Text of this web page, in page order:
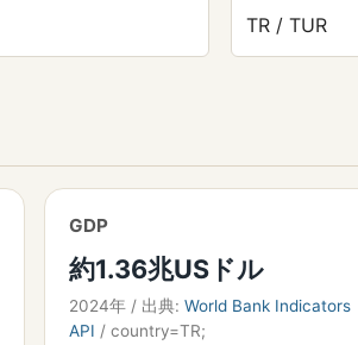
TR / TUR
GDP
約1.36兆USドル
2024年 / 出典: World Bank Indicators
API / country=TR;